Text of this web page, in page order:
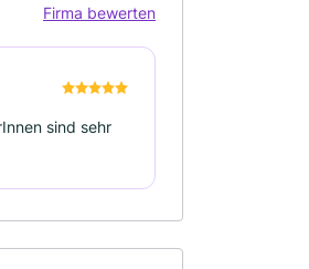
Firma bewerten
sind sehr